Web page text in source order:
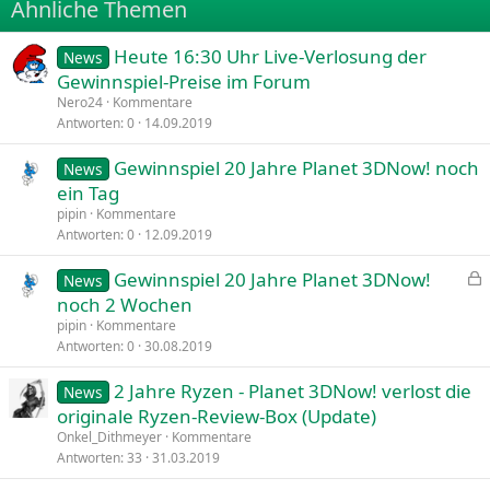
26
Trebuchet MS
Verdana
Ähnliche Themen
News
Heute 16:30 Uhr Live-Verlosung der
Gewinnspiel-Preise im Forum
Nero24 Kommentare
Antworten 0 14.09.2019
News
Gewinnspiel 20 Jahre Planet 3DNow! noch
ein Tag
pipin Kommentare
Antworten 0 12.09.2019
e
News
Gewinnspiel 20 Jahre Planet 3DNow!
noch 2 Wochen
pipin Kommentare
Antworten 0 30.08.2019
News
2 Jahre Ryzen - Planet 3DNow! verlost die
originale Ryzen-Review-Box (Update)
Onkel_Dithmeyer Kommentare
Antworten 33 31.03.2019